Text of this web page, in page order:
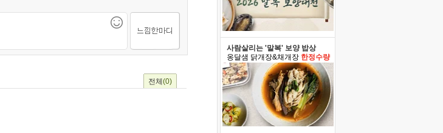
전체(0)
사람살리는 '말복' 보양 밥상
옹달샘 닭개장&채개장 한정수량